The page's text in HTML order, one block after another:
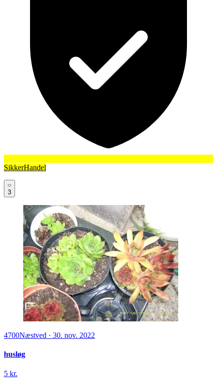
SikkerHandel
3
4700Næstved · 30. nov. 2022
husløg
5 kr.